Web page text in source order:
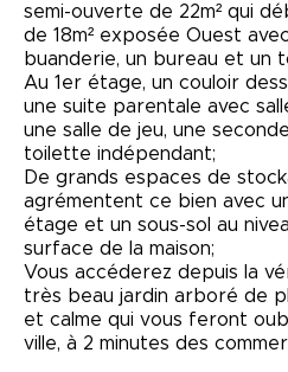
semi-ouverte de 22m² qui
de 18m² exposée Ouest
buanderie, un bureau et un
Au 1er étage, un couloir
une suite parentale avec
une salle de jeu, une
toilette indépendant;
De grands espaces de
agrémentent ce bien avec
étage et un sous-sol au
surface de la maison;
Vous accéderez depuis la
très beau jardin arboré de
et calme qui vous feront
ville, à 2 minutes des